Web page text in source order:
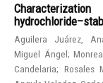
Aguilera Juárez,
Miguel Ángel;
Candelaria; Rosales